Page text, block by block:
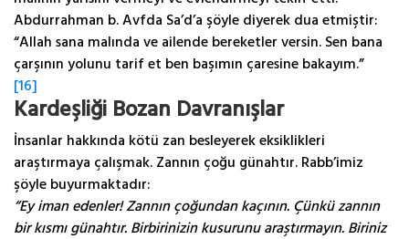
Abdurrahman b. Avfda Sa’d’a şöyle diyerek dua etmiştir:
“Allah sana malında ve ailende bereketler versin. Sen bana
çarşının yolunu tarif et ben başımın çaresine bakayım.”
[16]
Kardeşliği Bozan Davranışlar
İnsanlar hakkında kötü zan besleyerek eksiklikleri
araştırmaya çalışmak. Zannın çoğu günahtır. Rabb’imiz
şöyle buyurmaktadır:
“Ey iman edenler! Zannın çoğundan kaçının. Çünkü zannın
bir kısmı günahtır. Birbirinizin kusurunu araştırmayın. Biriniz